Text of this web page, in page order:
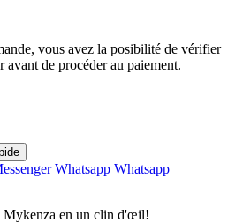
vous avez la posibilité de vérifier
de procéder au paiement.
Whatsapp Whatsapp
Mykenza en un clin d'œil!